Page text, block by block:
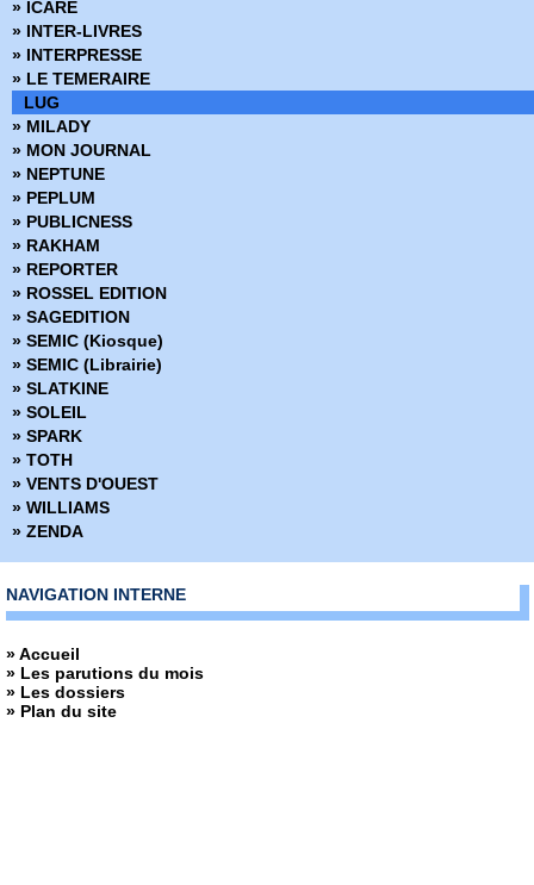
» ICARE
» INTER-LIVRES
» INTERPRESSE
» LE TEMERAIRE
LUG
» MILADY
» MON JOURNAL
» NEPTUNE
» PEPLUM
» PUBLICNESS
» RAKHAM
» REPORTER
» ROSSEL EDITION
» SAGEDITION
» SEMIC (Kiosque)
» SEMIC (Librairie)
» SLATKINE
» SOLEIL
» SPARK
» TOTH
» VENTS D'OUEST
» WILLIAMS
» ZENDA
NAVIGATION INTERNE
» Accueil
» Les parutions du mois
» Les dossiers
» Plan du site